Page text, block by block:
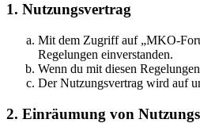
1. Nutzungsvertrag
Mit dem Zugriff auf „MKO-
Regelungen einverstanden.
Wenn du mit diesen
Der Nutzungsvertrag wird auf
2. Einräumung von